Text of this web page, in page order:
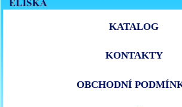
KATALOG
KONTAKTY
OBCHODNÍ